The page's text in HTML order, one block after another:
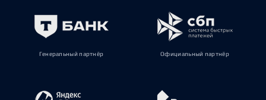
Генеральный партнёр Официальный партнёр